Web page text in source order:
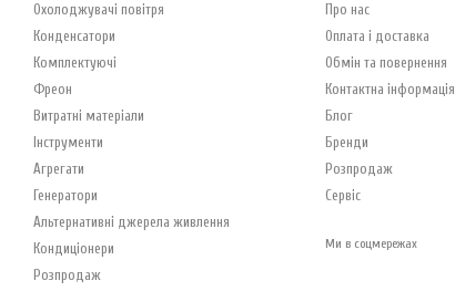
Охолоджувачі повітря
Конденсатори
Комплектуючі
Фреон
Витратні матеріали
Інструменти
Агрегати
Генератори
Альтернативні джерела живлення
Кондиціонери
Розпродаж
Про нас
Оплата і доставка
Обмін та повернення
Контактна інформація
Блог
Бренди
Розпродаж
Сервіс
Ми в соцмережах